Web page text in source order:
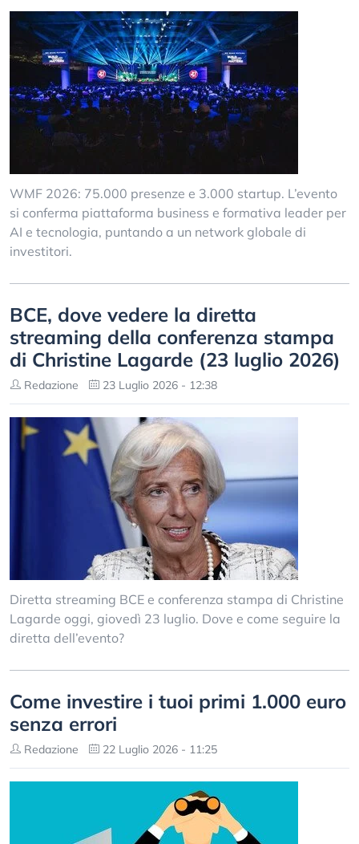
WMF 2026: 75.000 presenze e 3.000 startup. L’evento
si conferma piattaforma business e formativa leader per
AI e tecnologia, puntando a un network globale di
investitori.
BCE, dove vedere la diretta
streaming della conferenza stampa
di Christine Lagarde (23 luglio 2026)
Redazione 23 Luglio 2026 - 12:38
Diretta streaming BCE e conferenza stampa di Christine
Lagarde oggi, giovedì 23 luglio. Dove e come seguire la
diretta dell’evento?
Come investire i tuoi primi 1.000 euro
senza errori
Redazione 22 Luglio 2026 - 11:25